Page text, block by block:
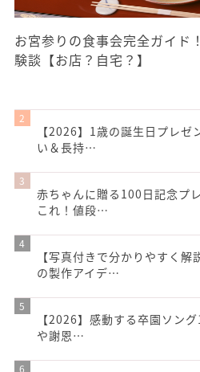
お宮参りの食事会完全ガイド
験談【お店？自宅？】
【2026】1歳の誕生日プレゼ
い＆長持…
赤ちゃんに贈る100日記念プ
これ！値段…
【写真付きで分かりやすく解
の製作アイデ…
【2026】感動する卒園ソン
や謝恩…